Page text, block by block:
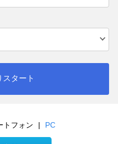
スタート
トフォン | PC